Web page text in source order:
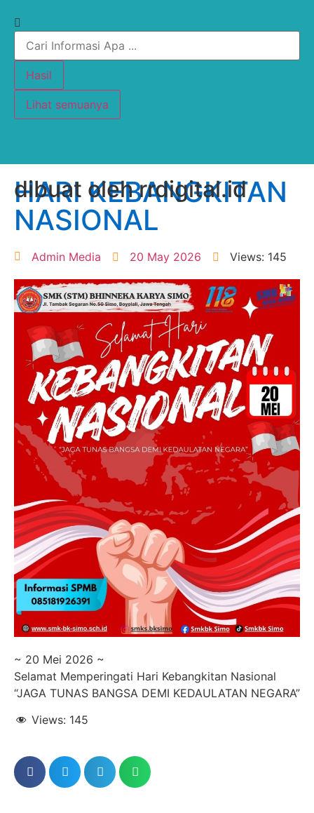
Hasil
Lihat semuanya
HARI KEBANGKITAN
NASIONAL
Admin Media 20 May 2026 Views: 145
~ 20 Mei 2026 ~
Selamat Memperingati Hari Kebangkitan Nasional
“JAGA TUNAS BANGSA DEMI KEDAULATAN NEGARA”
Views: 145
dibuat oleh rrdigital.id